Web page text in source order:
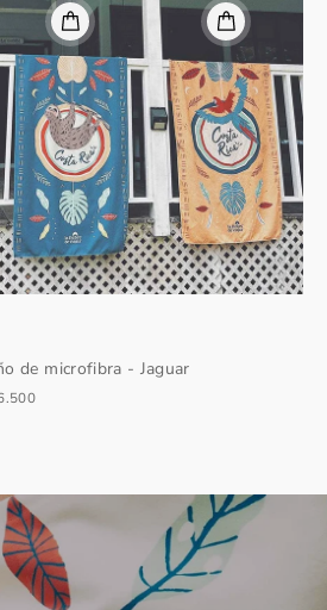
de microfibra - Jaguar